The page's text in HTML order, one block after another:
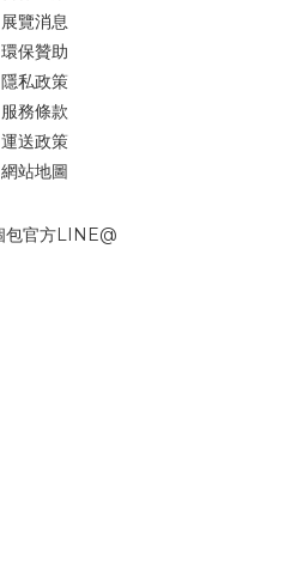
展覽消息
環保贊助
隱私政策
服務條款
運送政策
網站地圖